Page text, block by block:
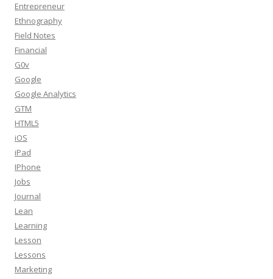
Entrepreneur
Ethnography
Field Notes
Financial
G0v
Google
Google Analytics
GTM
HTML5
iOS
iPad
IPhone
Jobs
Journal
Lean
Learning
Lesson
Lessons
Marketing